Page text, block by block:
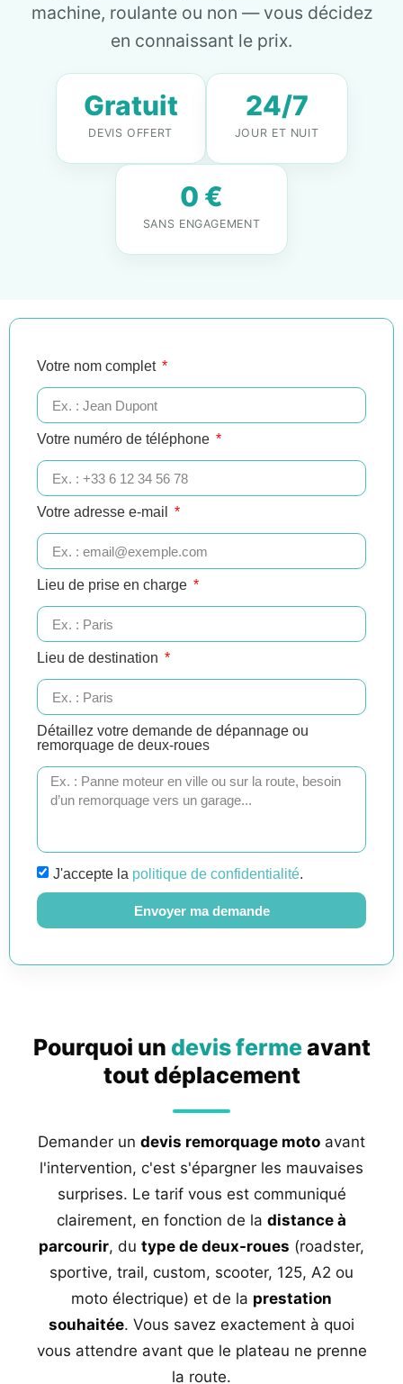
machine, roulante ou non — vous décidez
en connaissant le prix.
Gratuit
DEVIS OFFERT
24/7
JOUR ET NUIT
0 €
SANS ENGAGEMENT
Votre nom complet
Votre numéro de téléphone
Votre adresse e-mail
Lieu de prise en charge
Lieu de destination
Détaillez votre demande de dépannage ou
remorquage de deux-roues
J'accepte la politique de confidentialité.
Envoyer ma demande
Pourquoi un devis fermeavant
tout déplacement
Demander un devis remorquage moto avant
l'intervention, c'est s'épargner les mauvaises
surprises. Le tarif vous est communiqué
clairement, en fonction de la distance à
parcourir, du type de deux-roues (roadster,
sportive, trail, custom, scooter, 125, A2 ou
moto électrique) et de la prestation
souhaitée. Vous savez exactement à quoi
vous attendre avant que le plateau ne prenne
la route.